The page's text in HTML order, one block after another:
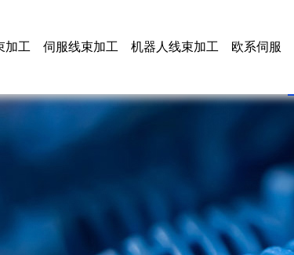
加工 伺服线束加工 机器人线束加工 欧系伺服